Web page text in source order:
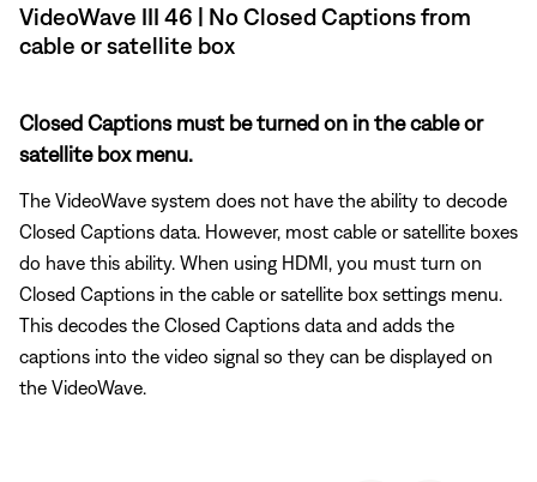
VideoWave III 46 | No Closed Captions from
cable or satellite box
Closed Captions must be turned on in the cable or
satellite box menu.
The VideoWave system does not have the ability to decode
Closed Captions data. However, most cable or satellite boxes
do have this ability. When using HDMI, you must turn on
Closed Captions in the cable or satellite box settings menu.
This decodes the Closed Captions data and adds the
captions into the video signal so they can be displayed on
the VideoWave.